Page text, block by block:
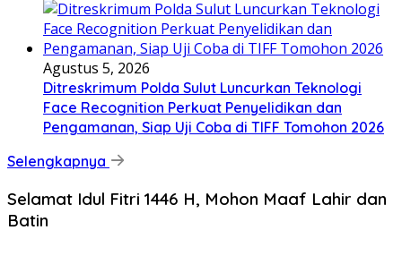
Agustus 5, 2026
Ditreskrimum Polda Sulut Luncurkan Teknologi
Face Recognition Perkuat Penyelidikan dan
Pengamanan, Siap Uji Coba di TIFF Tomohon 2026
Selengkapnya
Selamat Idul Fitri 1446 H, Mohon Maaf Lahir dan
Batin